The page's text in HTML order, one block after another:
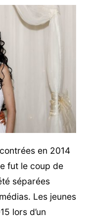
en 2014
fut le coup de
séparées
Les jeunes
lors d’un